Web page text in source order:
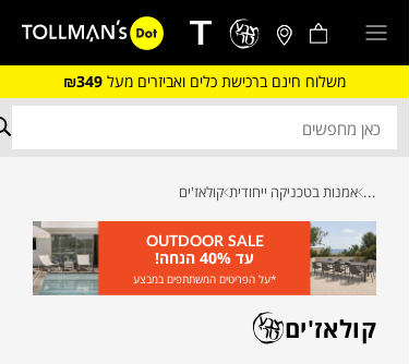
משלוח חינם ברכישת כלים ואביזרים מעל ₪349
... אמנות בטכניקה ייחודית קולאז'ים
OUTDOOR SALE
עד 40% הנחה!
*על הפריטים המשתתפים במבצע
קולאז'ים